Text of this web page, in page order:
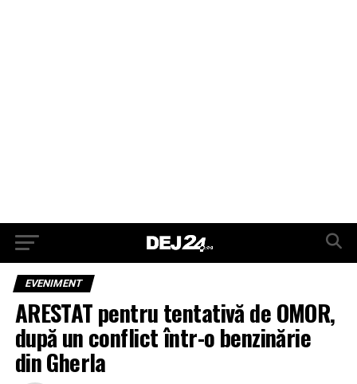
EVENIMENT
ARESTAT pentru tentativă de OMOR,
după un conflict într-o benzinărie
din Gherla